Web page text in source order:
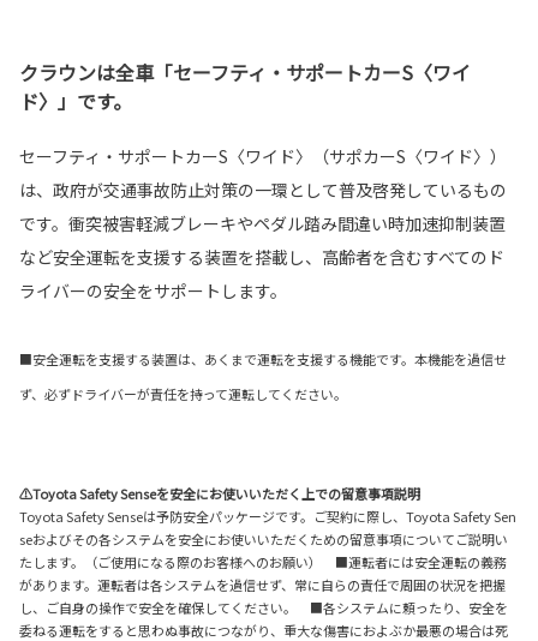
クラウンは全車「セーフティ・サポートカーS〈ワイ
ド〉」です。
セーフティ・サポートカーS〈ワイド〉（サポカーS〈ワイド〉）
は、政府が交通事故防止対策の一環として普及啓発しているもの
です。衝突被害軽減ブレーキやペダル踏み間違い時加速抑制装置
など安全運転を支援する装置を搭載し、高齢者を含むすべてのド
ライバーの安全をサポートします。
■安全運転を支援する装置は、あくまで運転を支援する機能です。本機能を過信せ
ず、必ずドライバーが責任を持って運転してください。
⚠Toyota Safety Senseを安全にお使いいただく上での留意事項説明
Toyota Safety Senseは予防安全パッケージです。ご契約に際し、Toyota Safety Sen
seおよびその各システムを安全にお使いいただくための留意事項についてご説明い
たします。（ご使用になる際のお客様へのお願い） ■運転者には安全運転の義務
があります。運転者は各システムを過信せず、常に自らの責任で周囲の状況を把握
し、ご自身の操作で安全を確保してください。 ■各システムに頼ったり、安全を
委ねる運転をすると思わぬ事故につながり、重大な傷害におよぶか最悪の場合は死